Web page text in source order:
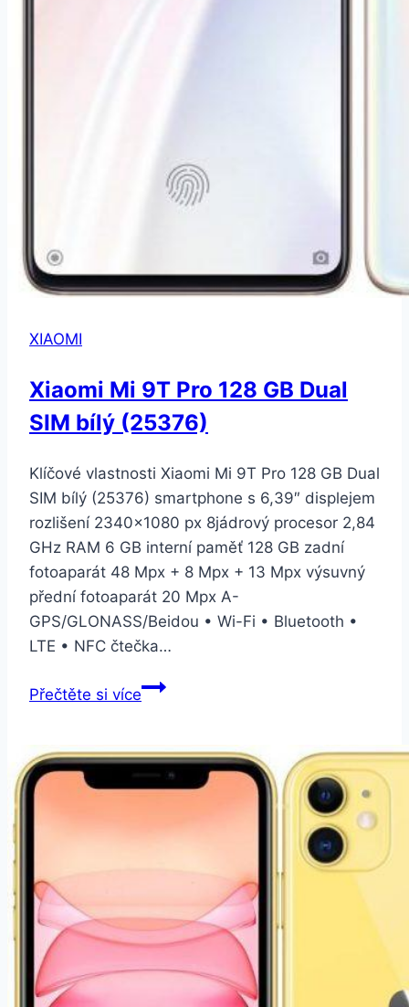
XIAOMI
Xiaomi Mi 9T Pro 128 GB Dual
SIM bílý (25376)
Klíčové vlastnosti Xiaomi Mi 9T Pro 128 GB Dual
SIM bílý (25376) smartphone s 6,39″ displejem
rozlišení 2340×1080 px 8jádrový procesor 2,84
GHz RAM 6 GB interní paměť 128 GB zadní
fotoaparát 48 Mpx + 8 Mpx + 13 Mpx výsuvný
přední fotoaparát 20 Mpx A-
GPS/GLONASS/Beidou • Wi-Fi • Bluetooth •
LTE • NFC čtečka…
Přečtěte si víceXiaomi
Pro
128
Dual